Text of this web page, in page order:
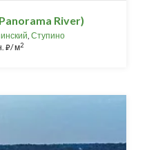
River)
, Ступино
⃏/ м2